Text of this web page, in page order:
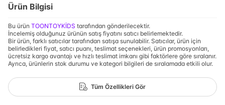
Ürün Bilgisi
Bu ürün TOONTOYKİDS tarafından gönderilecektir.
İncelemiş olduğunuz ürünün satış fiyatını satıcı belirlemektedir.
Bir ürün, farklı satıcılar tarafından satışa sunulabilir. Satıcılar, ürün için
belirledikleri fiyat, satıcı puanı, teslimat seçenekleri, ürün promosyonları,
ücretsiz kargo avantajı ve hızlı teslimat imkanı gibi faktörlere göre sıralanır.
Ayrıca, ürünlerin stok durumu ve kategori bilgileri de sıralamada etkili olur.
Tüm Özellikleri Gör